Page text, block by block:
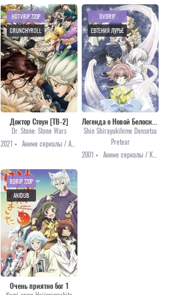
Доктор Стоун [ТВ-2]
Dr. Stone: Stone Wars
2021 •
HDTVRIP 720P
CRUNCHYROLL
Shin Shirayukihime Densetsu
Pretear
2001 •
DVDRIP
ЕВГЕНИЯ ЛУРЬЕ
Очень приятно бог 1
BDRIP 720P
ANIDUB